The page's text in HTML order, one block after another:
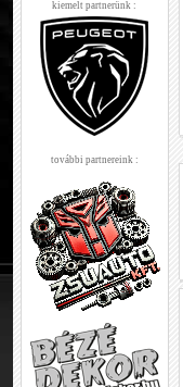
kiemelt partnerünk :
további partnereink :